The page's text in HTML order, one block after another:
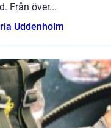
Från över...
Uddenholm